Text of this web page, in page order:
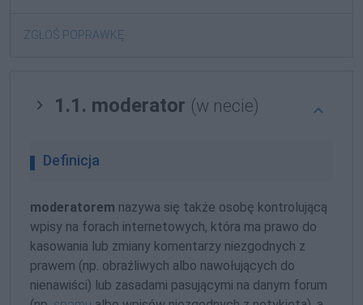
ZGŁOŚ POPRAWKĘ
1.1. moderator (w necie)
Definicja
moderatorem nazywa się także osobę kontrolującą
wpisy na forach internetowych, która ma prawo do
kasowania lub zmiany komentarzy niezgodnych z
prawem (np. obraźliwych albo nawołujących do
nienawiści) lub zasadami pasującymi na danym forum